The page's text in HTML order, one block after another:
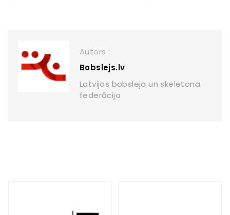
Autors :
Bobslejs.lv
Latvijas bobsleja un skeletona
federācija